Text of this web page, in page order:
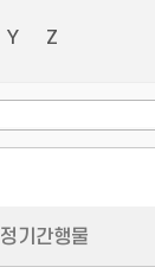
Y Z
정기간행물